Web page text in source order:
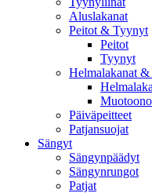
Aluslakanat
Peitot & Tyynyt
Peitot
Tyynyt
Helmalakanat
Päiväpeitteet
Patjansuojat
Sängyt
Sängynpäädyt
Sängynrungot
Patjat